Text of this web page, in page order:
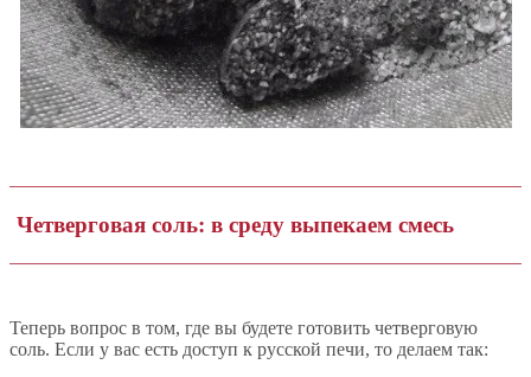
Четверговая соль: в среду выпекаем смесь
Теперь вопрос в том, где вы будете готовить четверговую
соль. Если у вас есть доступ к русской печи, то делаем так: